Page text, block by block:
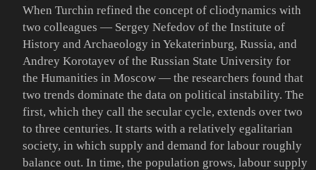
When Turchin refined the concept of cliodynamics with
two colleagues — Sergey Nefedov of the Institute of
History and Archaeology in Yekaterinburg, Russia, and
Andrey Korotayev of the Russian State University for
the Humanities in Moscow — the researchers found that
two trends dominate the data on political instability. The
first, which they call the secular cycle, extends over two
to three centuries. It starts with a relatively egalitarian
society, in which supply and demand for labour roughly
balance out. In time, the population grows, labour supply